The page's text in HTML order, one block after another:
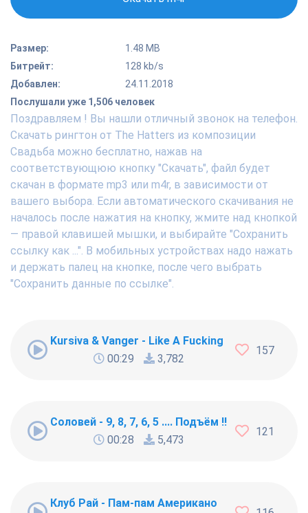
Размер:
1.48 MB
Битрейт:
128 kb/s
Добавлен:
24.11.2018
Послушали уже 1,506 человек
Поздравляем ! Вы нашли отличный звонок на телефон.
Скачать рингтон от The Hatters из композиции
Свадьба можно бесплатно, нажав на
соответствующюю кнопку "Скачать", файл будет
скачан в формате mp3 или m4r, в зависимости от
вашего выбора. Если автоматического скачивания не
началось после нажатия на кнопку, жмите над кнопкой
— правой клавишей мышки, и выбирайте "Сохранить
ссылку как ...". В мобильных устройствах надо нажать
и держать палец на кнопке, после чего выбрать
"Сохранить данные по ссылке".
Kursiva & Vanger - Like A Fucking Newbie
00:29
3,782
157
Соловей - 9, 8, 7, 6, 5 .... Подъём !!!
00:28
5,473
121
Клуб Рай - Пам-пам Американо